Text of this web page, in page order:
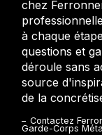
chez
à chaque
questions et
déroule sans
source
de la
Contactez
Garde-Corps